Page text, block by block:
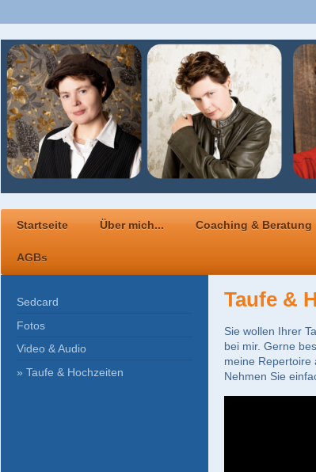
Startseite Über mich... Coaching & Beratung
AGBs
Taufe &
Sie wollen Ihrer
bei mir. Gerne
meine Repertoire
Nehmen Sie
Sedcard
Fotos
Video & Audio
Taufe & Hochzeiten